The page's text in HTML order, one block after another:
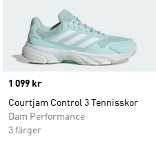
Price
1 099 kr
Courtjam Control 3 Tennisskor
Dam Performance
3 färger